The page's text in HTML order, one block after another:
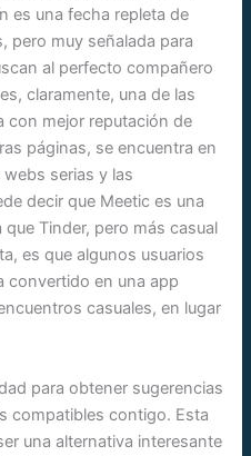
es una fecha repleta de
pero muy señalada para
al perfecto compañero
claramente, una de las
con mejor reputación de
páginas, se encuentra en
serias y las
decir que Meetic es una
Tinder, pero más casual
es que algunos usuarios
convertido en una app
casuales, en lugar
para obtener sugerencias
compatibles contigo. Esta
una alternativa interesante